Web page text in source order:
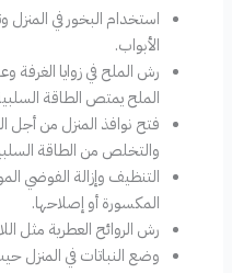
استخدام البخور في
الأبواب.
رش الملح في زوايا الغرفة
الملح يمتص الطاقة
فتح نوافذ المنزل من أجل
والتخلص من الطاقة
التنظيف وإزالة الفوضي
المكسورة أو إصلاحها.
رش الروائح العطرية مثل
وضع النباتات في المنزل